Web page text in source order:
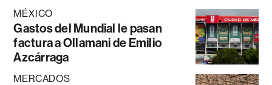
MÉXICO
Gastos del Mundial le pasan
factura a Ollamani de Emilio
Azcárraga
MERCADOS